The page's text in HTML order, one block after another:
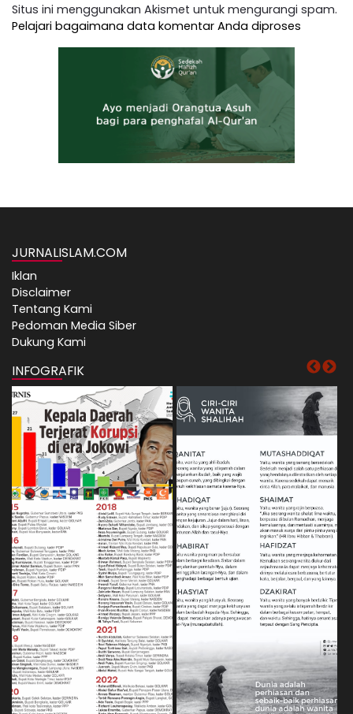
Situs ini menggunakan Akismet untuk mengurangi spam.
Pelajari bagaimana data komentar Anda diproses
JURNALISLAM.COM
Iklan
Disclaimer
Tentang Kami
Pedoman Media Siber
Dukung Kami
INFOGRAFIK